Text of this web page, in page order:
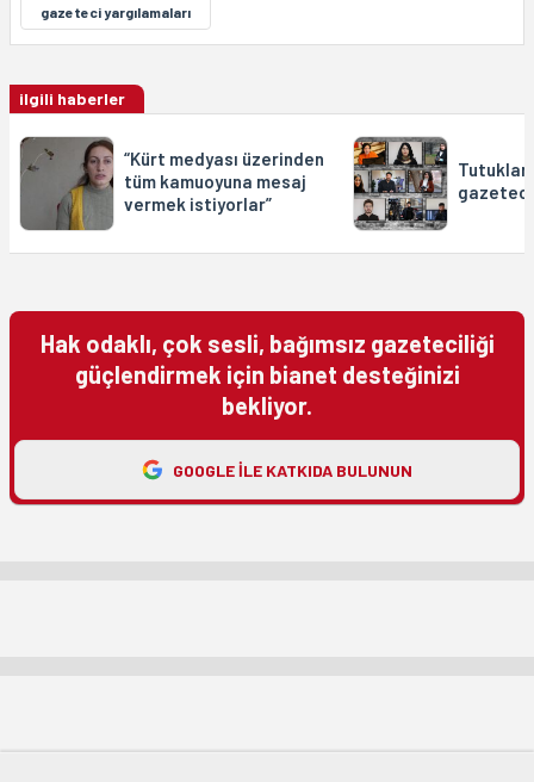
gazeteci yargılamaları
ilgili haberler
“Kürt medyası üzerinden
tüm kamuoyuna mesaj
vermek istiyorlar”
Hak odaklı, çok sesli, bağımsız gazeteciliği
güçlendirmek için bianet desteğinizi
bekliyor.
GOOGLE ILE KATKIDA BULUNUN